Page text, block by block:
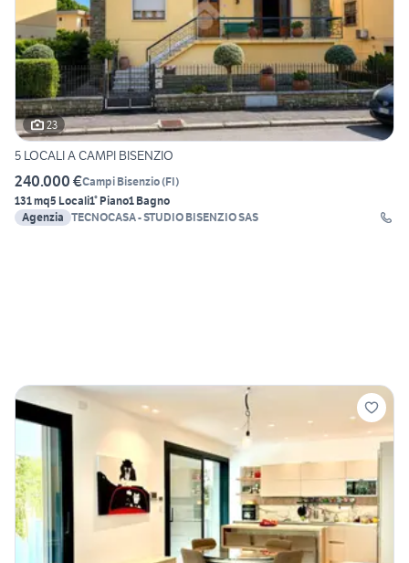
23
5 LOCALI A CAMPI BISENZIO
240.000 €Campi Bisenzio(FI)
131 mq5 Locali1° Piano1 Bagno
Agenzia TECNOCASA - STUDIO BISENZIO SAS